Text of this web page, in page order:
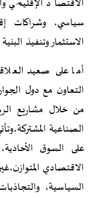
الاقتصاد الإقليمي
سياسي، وشراكات
الاستثمار وتنفيذ
أما على صعيد
التعاون مع دول
من خلال مشاريع
الصناعية
على السوق
الاقتصادي
السياسية،